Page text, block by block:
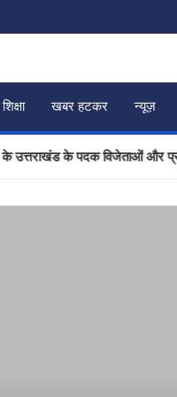
शिक्षा खबर हटकर न्यूज़
के पदक विजेताओं और प्रशिक्षकों